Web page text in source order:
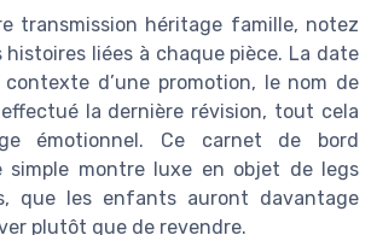
transmission héritage famille, notez
histoires liées à chaque pièce. La date
contexte d’une promotion, le nom de
effectué la dernière révision, tout cela
émotionnel. Ce carnet de bord
simple montre luxe en objet de legs
que les enfants auront davantage
plutôt que de revendre.